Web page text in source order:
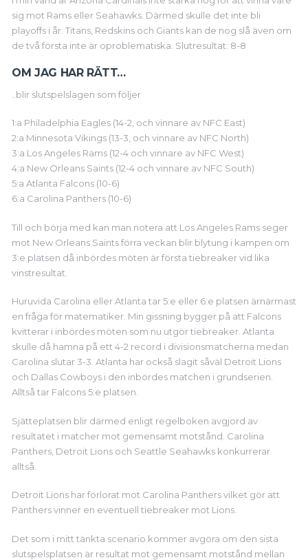
sig mot Rams eller Seahawks. Därmed skulle det inte bli
playoffs i år. Titans, Redskins och Giants kan de nog slå även om
de två första inte är oproblematiska. Slutresultat: 8-8
OM JAG HAR RÄTT…
..blir slutspelslagen som följer
1:a Philadelphia Eagles (14-2, och vinnare av NFC East)
2:a Minnesota Vikings (13-3, och vinnare av NFC North)
3:a Los Angeles Rams (12-4 och vinnare av NFC West)
4:a New Orleans Saints (12-4 och vinnare av NFC South)
5:a Atlanta Falcons (10-6)
6:a Carolina Panthers (10-6)
Till och börja med kan man notera att Los Angeles Rams seger
mot New Orleans Saints förra veckan blir blytung i kampen om
3:e platsen då inbördes möten är första tiebreaker vid lika
vinstresultat.
Huruvida Carolina eller Atlanta tar 5:e eller 6:e platsen ärnärmast
en fråga för matematiker. Min gissning bygger på att Falcons
kvitterar i inbördes möten som nu utgör tiebreaker. Atlanta
skulle då hamna på ett 4-2 record i divisionsmatcherna medan
Carolina slutar 3-3. Atlanta har också slagit såväl Detroit Lions
och Dallas Cowboys i den inbördes matchen i grundserien.
Alltså tar Falcons 5:e platsen.
Sjätteplatsen blir därmed enligt regelboken avgjord av
resultatet i matcher mot gemensamt motstånd. Carolina
Panthers, Detroit Lions och Seattle Seahawks konkurrerar
alltså.
Detroit Lions har förlorat mot Carolina Panthers vilket gör att
Panthers vinner en eventuell tiebreaker mot Lions.
Det som i mitt tänkta scenario kommer avgöra om den sista
slutspelsplatsen är resultat mot gemensamt motstånd mellan